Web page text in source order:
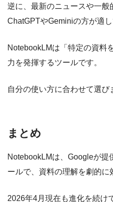
逆に、最新のニュースや一般
ChatGPTやGeminiの方が適し
NotebookLMは「特定の資料
力を発揮するツールです。
自分の使い方に合わせて選び
まとめ
NotebookLMは、Googleが提
ールで、資料の理解を劇的に
2026年4月現在も進化を続け